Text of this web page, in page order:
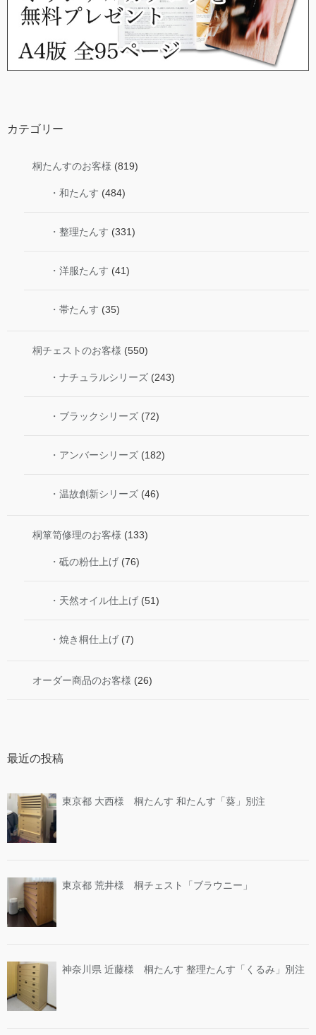
カテゴリー
桐たんすのお客様 (819)
・和たんす (484)
・整理たんす (331)
・洋服たんす (41)
・帯たんす (35)
桐チェストのお客様 (550)
・ナチュラルシリーズ (243)
・ブラックシリーズ (72)
・アンバーシリーズ (182)
・温故創新シリーズ (46)
桐箪笥修理のお客様 (133)
・砥の粉仕上げ (76)
・天然オイル仕上げ (51)
・焼き桐仕上げ (7)
オーダー商品のお客様 (26)
最近の投稿
東京都 大西様 桐たんす 和たんす「葵」別注
東京都 荒井様 桐チェスト「ブラウニー」
神奈川県 近藤様 桐たんす 整理たんす「くるみ」別注